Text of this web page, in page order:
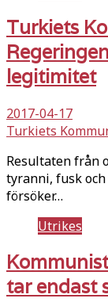
Turkiets
legitimitet
2017-04-17
Turkiets
Resultaten från
tyranni, fusk
försöker…
Utrikes
tar endast